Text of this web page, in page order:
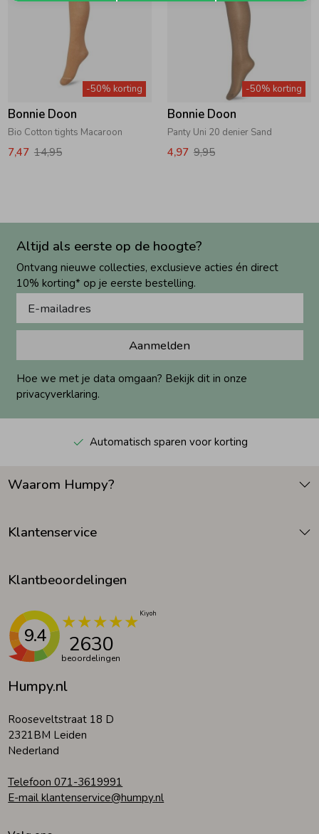
-50% korting
Bonnie Doon
Bio Cotton tights Macaroon
7,47 14,95
-50% korting
Bonnie Doon
Panty Uni 20 denier Sand
4,97 9,95
Altijd als eerste op de hoogte?
Ontvang nieuwe collecties, exclusieve acties én direct
10% korting* op je eerste bestelling.
Aanmelden
Hoe we met je data omgaan? Bekijk dit in onze
privacyverklaring.
Automatisch sparen voor korting
Humpy.nl
Rooseveltstraat 18 D
2321BM Leiden
Nederland
Telefoon 071-3619991
E-mail klantenservice@humpy.nl
Waarom Humpy?
Klantenservice
Klantbeoordelingen
9.4 2630
beoordelingen